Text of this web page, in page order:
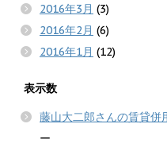
2016年3月 (3)
2016年2月 (6)
2016年1月 (12)
表示数
藤山大二郎さんの賃貸併
ー